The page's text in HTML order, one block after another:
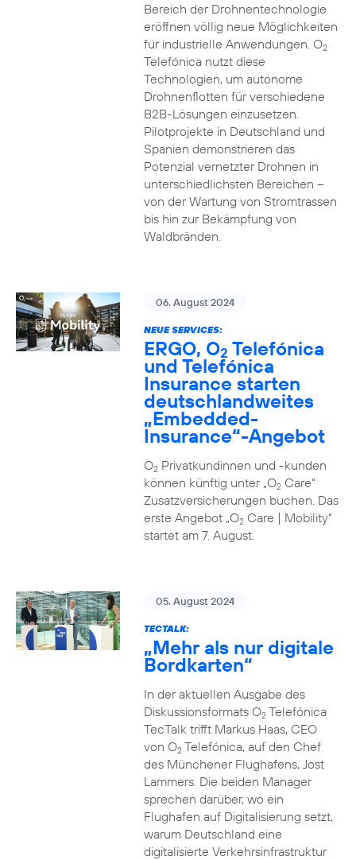
Bereich der Drohnentechnologie
eröffnen völlig neue Möglichkeiten
für industrielle Anwendungen. O2
Telefónica nutzt diese
Technologien, um autonome
Drohnenflotten für verschiedene
B2B-Lösungen einzusetzen.
Pilotprojekte in Deutschland und
Spanien demonstrieren das
Potenzial vernetzter Drohnen in
unterschiedlichsten Bereichen –
von der Wartung von Stromtrassen
bis hin zur Bekämpfung von
Waldbränden.
06. August 2024
NEUE SERVICES:
ERGO, O2 Telefónica
und Telefónica
Insurance starten
deutschlandweites
„Embedded-
Insurance“-Angebot
O2Privatkundinnen und -kunden
können künftig unter „O2Care“
Zusatzversicherungen buchen. Das
erste Angebot „O2Care | Mobility“
startet am 7. August.
05. August 2024
TECTALK:
„Mehr als nur digitale
Bordkarten“
In der aktuellen Ausgabe des
Diskussionsformats O2Telefónica
TecTalk trifft Markus Haas, CEO
von O2Telefónica, auf den Chef
des Münchener Flughafens, Jost
Lammers. Die beiden Manager
sprechen darüber, wo ein
Flughafen auf Digitalisierung setzt,
warum Deutschland eine
digitalisierte Verkehrsinfrastruktur